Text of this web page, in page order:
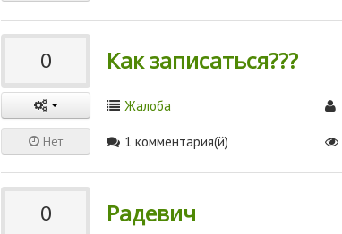
0
Нет
Как записаться???
Жалоба
1 комментария(й)
0 Радевич